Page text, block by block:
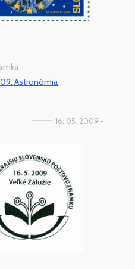
Astronómia
16. 05. 2009 -